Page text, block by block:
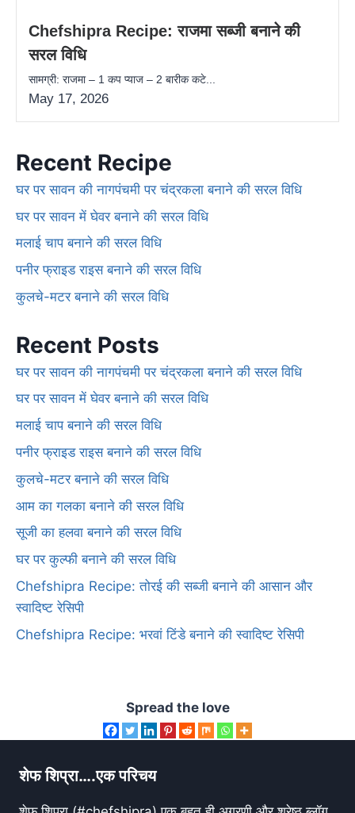
Chefshipra Recipe: राजमा सब्जी बनाने की
सरल विधि
सामग्री: राजमा – 1 कप प्याज – 2 बारीक कटे...
May 17, 2026
Recent Recipe
घर पर सावन की नागपंचमी पर चंद्रकला बनाने की सरल विधि
घर पर सावन में घेवर बनाने की सरल विधि
मलाई चाप बनाने की सरल विधि
पनीर फ्राइड राइस बनाने की सरल विधि
कुलचे-मटर बनाने की सरल विधि
Recent Posts
घर पर सावन की नागपंचमी पर चंद्रकला बनाने की सरल विधि
घर पर सावन में घेवर बनाने की सरल विधि
मलाई चाप बनाने की सरल विधि
पनीर फ्राइड राइस बनाने की सरल विधि
कुलचे-मटर बनाने की सरल विधि
आम का गलका बनाने की सरल विधि
सूजी का हलवा बनाने की सरल विधि
घर पर कुल्फी बनाने की सरल विधि
Chefshipra Recipe: तोरई की सब्जी बनाने की आसान और
स्वादिष्ट रेसिपी
Chefshipra Recipe: भरवां टिंडे बनाने की स्वादिष्ट रेसिपी
Spread the love
शेफ शिप्रा….एक परिचय